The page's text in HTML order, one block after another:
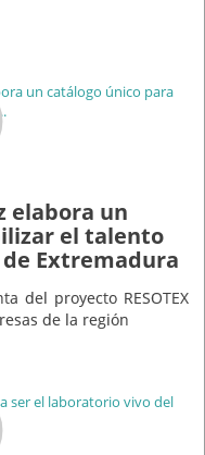
elabora un
el talento
Extremadura
del proyecto RESOTEX
de la región